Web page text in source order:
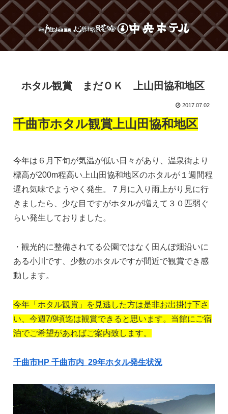
ホタル観賞 まだＯＫ 上山田協和地区
2017.07.02
千曲市ホタル観賞上山田協和地区
今年は６月下旬が気温が低い日々があり、温泉街より
標高が200m程高い上山田協和地区のホタルが１週間程
遅れ気味でようやく発生。７月に入り雨上がり見に行
きましたら、少な目ですがホタルが増えて３０匹弱ぐ
らい発生しておりました。
・観光的に整備されてる公園ではなく田んぼ畑沿いに
ある小川です、少数のホタルですが間近で観賞でき感
動します。
今年「ホタル観賞」を見逃した方は是非お出掛け下さ
い、今週7/9頃迄は観賞できると思います。当館にご宿
泊でご希望があればご案内致します。
千曲市HP 千曲市内 29年ホタル発生状況